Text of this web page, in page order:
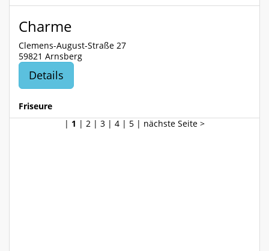
Charme
Clemens-August-Straße 27
59821 Arnsberg
Details
Friseure
| 1 | 2 | 3 | 4 | 5 | nächste Seite >